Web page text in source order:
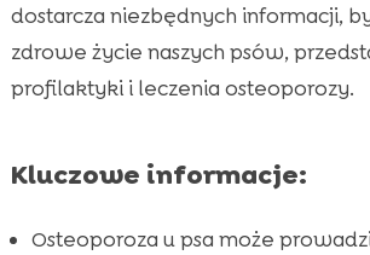
 Rola suplementów w zdrowiu
 Specjalistyczna żywność dla
osteoporozą
Jak unikać kontuzji u psa z
weterynaryjnych
dostarcza niezbędnych informacji,
zdrowe życie naszych psów,
profilaktyki i leczenia osteoporozy.
Kluczowe informacje:
Osteoporoza u psa może